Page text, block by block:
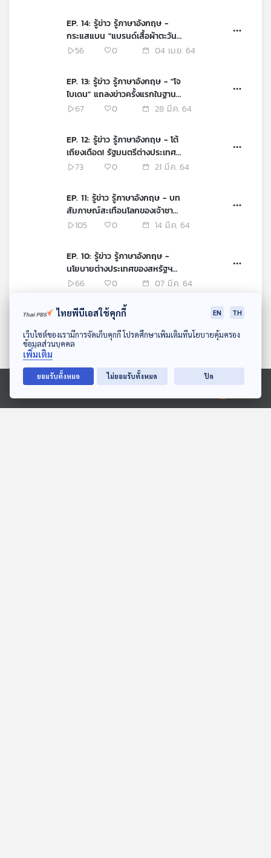
ดาวน์โหลด Thai PBS Podcast Application
Ⓒ 2020 องค์การกระจายเสียงและแพร่ภาพสาธารณะแห่งประเทศไทย
EP. 14: รู้ข่าว รู้ภาษาอังกฤษ -
กระแสแบน "แบรนด์เสื้อผ้าตะวัน
ตก" ในจีน หลังประกาศไม่ใช้ฝ้ายซิ
56 0 04 เม.ย. 64
EP. 13: รู้ข่าว รู้ภาษาอังกฤษ - "โจ
ไบเดน" แถลงข่าวครั้งแรกในฐานะ
ประธานาธิบดีสหรัฐฯ
67 0 28 มี.ค. 64
EP. 12: รู้ข่าว รู้ภาษาอังกฤษ - โต้
เถียงเดือด! รัฐมนตรีต่างประเทศ
สหรัฐฯ - จีน พบกันครั้งแรกที่
73 0 21 มี.ค. 64
EP. 11: รู้ข่าว รู้ภาษาอังกฤษ - บท
สัมภาษณ์สะเทือนโลกของเจ้าชาย
แฮร์รี่และเมแกน
105 0 14 มี.ค. 64
EP. 10: รู้ข่าว รู้ภาษาอังกฤษ -
นโยบายต่างประเทศของสหรัฐฯ
จากคำแถลงของแอนโทนี่ บลิง
66 0 07 มี.ค. 64
EP. 9: รู้ข่าว รู้ภาษาอังกฤษ -
ปรากฏการณ์ใหม่จาก
แอปพลิเคชัน Clubhouse
55 0 28 ก.พ. 64
EP. 8: รู้ข่าว รู้ภาษาอังกฤษ -
พลังการสื่อสารของคนรุ่นใหม่เมีย
นมาเพื่อต่อต้านรัฐประหาร
47 0 21 ก.พ. 64
ไทยพีบีเอสใช้คุกกี้ EN TH
เว็บไซต์ของเรามีการจัดเก็บคุกกี้ โปรดศึกษาเพิ่มเติมที่นโยบายคุ้มครอง
ข้อมูลส่วนบุคคล
เพิ่มเติม
ยอมรับทั้งหมด ไม่ยอมรับทั้งหมด ปิด